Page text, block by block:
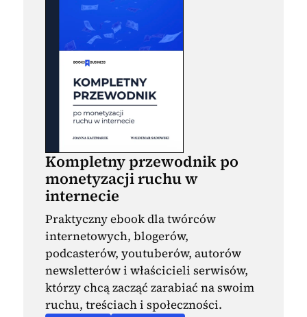
Kompletny przewodnik po
monetyzacji ruchu w
internecie
Praktyczny ebook dla twórców
internetowych, blogerów,
podcasterów, youtuberów, autorów
newsletterów i właścicieli serwisów,
którzy chcą zacząć zarabiać na swoim
ruchu, treściach i społeczności.